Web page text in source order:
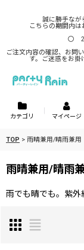
誠に勝手なが
こちらの期間内は
〇
ご注文内容の確認、お問
す。ご迷惑をお掛
カテゴリ マイページ
TOP > 雨晴兼用/晴雨兼用
雨晴兼用/晴雨
雨でも晴でも。紫外